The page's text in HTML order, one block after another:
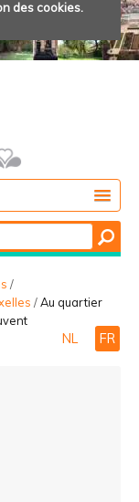
des cookies.
/
/Au quartier
NL FR